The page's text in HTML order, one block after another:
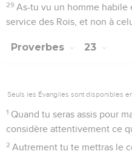
29 As-tu vu un homme habile
service des Rois, et non à
Proverbes 23
Seuls les Évangiles sont disponibles
1 Quand tu seras assis pour
considère attentivement ce
2 Autrement tu te mettras le